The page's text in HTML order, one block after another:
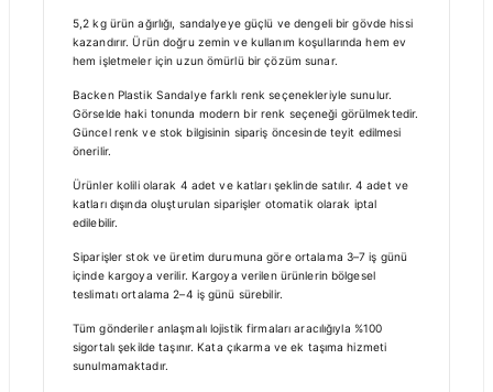
5,2 kg ürün ağırlığı, sandalyeye güçlü ve dengeli bir gövde hissi
kazandırır. Ürün doğru zemin ve kullanım koşullarında hem ev
hem işletmeler için uzun ömürlü bir çözüm sunar.
Backen Plastik Sandalye farklı renk seçenekleriyle sunulur.
Görselde haki tonunda modern bir renk seçeneği görülmektedir.
Güncel renk ve stok bilgisinin sipariş öncesinde teyit edilmesi
önerilir.
Ürünler kolili olarak 4 adet ve katları şeklinde satılır. 4 adet ve
katları dışında oluşturulan siparişler otomatik olarak iptal
edilebilir.
Siparişler stok ve üretim durumuna göre ortalama 3–7 iş günü
içinde kargoya verilir. Kargoya verilen ürünlerin bölgesel
teslimatı ortalama 2–4 iş günü sürebilir.
Tüm gönderiler anlaşmalı lojistik firmaları aracılığıyla %100
sigortalı şekilde taşınır. Kata çıkarma ve ek taşıma hizmeti
sunulmamaktadır.